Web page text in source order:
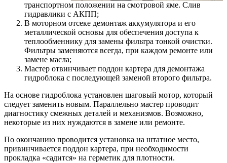
транспортном положении на смотровой яме. Слив
гидравлики с АКПП;
В моторном отсеке демонтаж аккумулятора и его
металлической основы для обеспечения доступа к
теплообменнику для замены фильтра тонкой очистки.
Фильтры заменяются всегда, при каждом ремонте или
замене масла;
Мастер отвинчивает поддон картера для демонтажа
гидроблока с последующей заменой второго фильтра.
На основе гидроблока установлен шаговый мотор, который
следует заменить новым. Параллельно мастер проводит
диагностику смежных деталей и механизмов. Возможно,
некоторые из них нуждаются в замене или ремонте.
По окончанию проводится установка на штатное место,
привинчивается поддон картера, при необходимости
прокладка «садится» на герметик для плотности.